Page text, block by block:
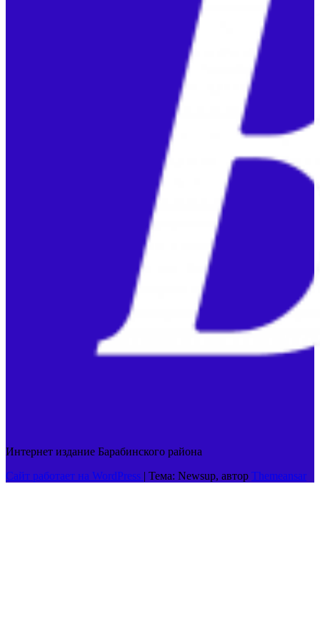
Интернет издание Барабинского района
Сайт работает на WordPress | Тема: Newsup, автор Themeansar